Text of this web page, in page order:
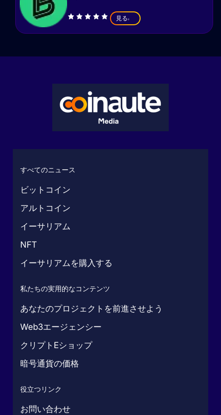
見る
すべてのニュース
ビットコイン
アルトコイン
イーサリアム
NFT
イーサリアムを購入する
私たちの実用的なコンテンツ
あなたのプロジェクトを前進させよう
Web3エージェンシー
クリプトEショップ
暗号通貨の価格
役立つリンク
お問い合わせ